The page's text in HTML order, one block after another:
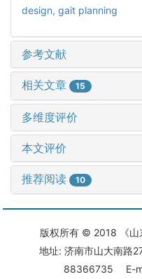
design, gait planning
参考文献
相关文章 15
多维度评价
本文评价
推荐阅读 10
版权所有 © 2018 《
地址: 济南市山大南
88366735 E-